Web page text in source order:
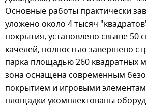
Основные работы практически
уложено около 4 тысяч
покрытия, установлено свыше 50
качелей, полностью завершено
парка площадью 260 квадратных
зона оснащена современным
покрытием и игровыми
площадки укомплектованы